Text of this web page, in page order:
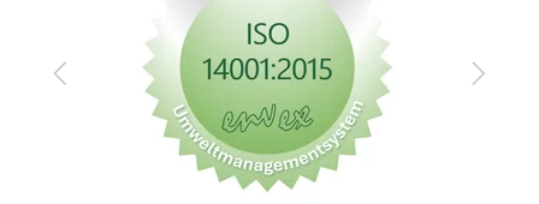
Zurück Vor